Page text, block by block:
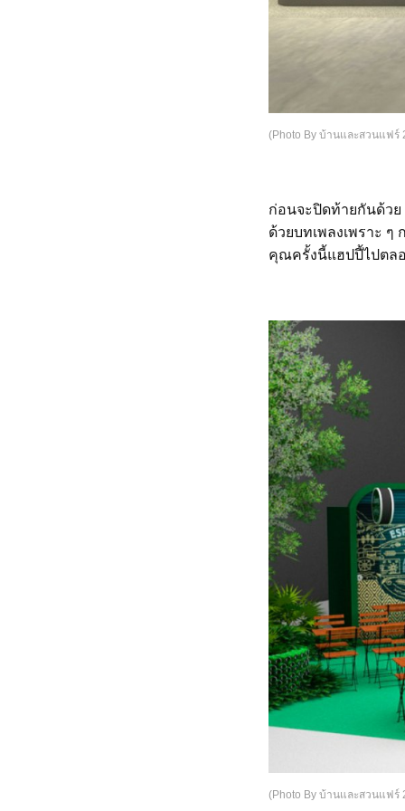
(Photo By บ้านและสวนแฟร์
ก่อนจะปิดท้ายกันด้วย
ด้วยบทเพลงเพราะ
คุณครั้งนี้แฮปปี้ไป
(Photo By บ้านและสวนแฟร์